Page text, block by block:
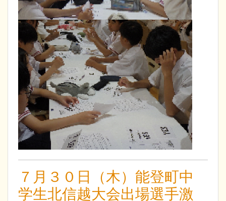
７月３０日（木）能登町中
学生北信越大会出場選手激